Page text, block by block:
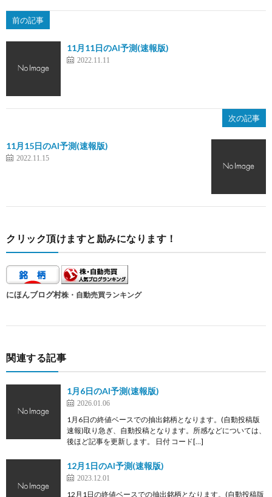
前の記事
11月11日のAI予測(速報版)
2022.11.11
次の記事
11月15日のAI予測(速報版)
2022.11.15
クリック頂けますと励みになります！
にほんブログ村株・自動売買ランキング
関連する記事
1月6日のAI予測(速報版)
2026.01.06
1月6日の終値ベースでの抽出銘柄となります。(自動投稿版
速報)取り急ぎ、自動投稿となります。所感などについては、
後ほど記事を更新します。 日付 コード[…]
12月1日のAI予測(速報版)
2023.12.01
12月1日の終値ベースでの抽出銘柄となります。(自動投稿版